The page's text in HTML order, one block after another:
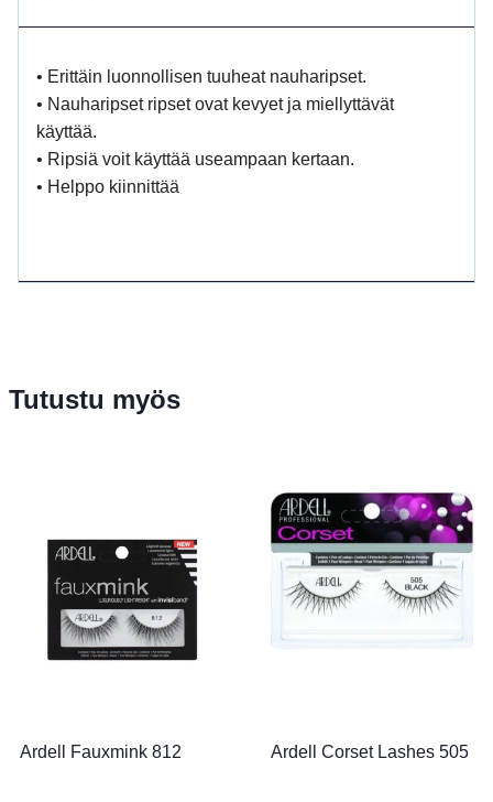
• Erittäin luonnollisen tuuheat nauharipset.
• Nauharipset ripset ovat kevyet ja miellyttävät
käyttää.
• Ripsiä voit käyttää useampaan kertaan.
• Helppo kiinnittää
Tutustu myös
Ardell Fauxmink 812 Ardell Corset Lashes 505